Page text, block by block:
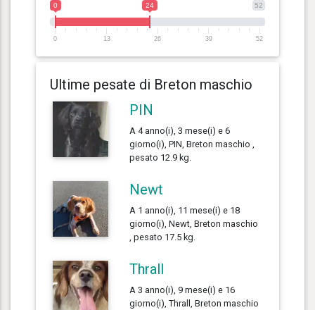
52
0 24
0 13 26 39 52
Ultime pesate di Breton maschio
PIN
A 4 anno(i), 3 mese(i) e 6
giorno(i), PIN, Breton maschio ,
pesato 12.9 kg.
Newt
A 1 anno(i), 11 mese(i) e 18
giorno(i), Newt, Breton maschio
, pesato 17.5 kg.
Thrall
A 3 anno(i), 9 mese(i) e 16
giorno(i), Thrall, Breton maschio